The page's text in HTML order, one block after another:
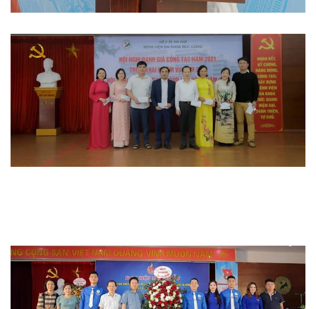
Hoạt động đoàn thể
Hoạt động chuyên môn